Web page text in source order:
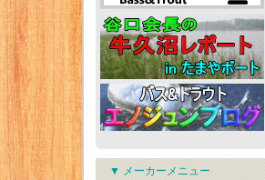
▼ メーカーメニュー